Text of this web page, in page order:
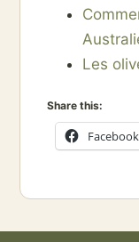
Les
Share this:
Facebook